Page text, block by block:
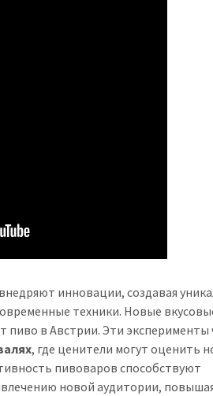
инновации, создавая
техники. Новые
в Австрии. Эти эксперименты
, где ценители могут оценить
пивоваров способствуют
новой аудитории,